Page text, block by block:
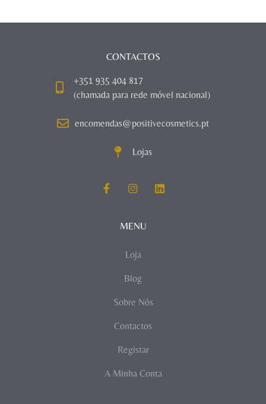
CONTACTOS
+351 935 404 817
(chamada para rede móvel nacional)
encomendas@positivecosmetics.pt
Lojas
MENU
Loja
Blog
Sobre Nós
Contactos
Registar
A Minha Conta